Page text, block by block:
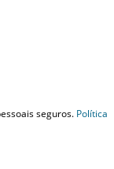
seguros. Política